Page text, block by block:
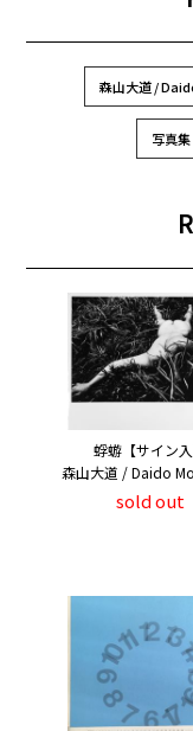
森山大道 /
写真
蜉蝣【サイン入
森山大道 / Daido
sold out